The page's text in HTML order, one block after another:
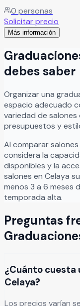
inolvidables. Su ambiente natural y sus hermosos detalles
convierten este
bautizos, XV años,
encontrarás una
para compartir
amigos en un
0 personas
Solicitar precio
Más información
debes saber
Organizaruna
espacio adecuado
variedad de
presupuestos y
Al comparar
considera la
disponibles y la
salones en Celaya
menos 3 a 6 meses
temporada alta.
Preguntas
¿Cuánto cuesta
Celaya?
Los precios varían